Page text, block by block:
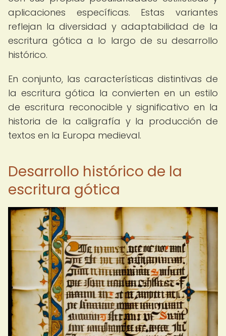
aplicaciones específicas. Estas variantes
reflejan la diversidad y adaptabilidad de la
escritura gótica a lo largo de su desarrollo
histórico.
En conjunto, las características distintivas de
la escritura gótica la convierten en un estilo
de escritura reconocible y significativo en la
historia de la caligrafía y la producción de
textos en la Europa medieval.
Desarrollo histórico de la
escritura gótica